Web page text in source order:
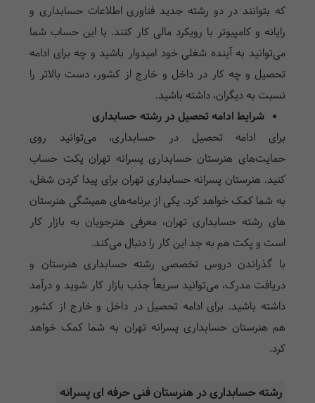
که بتوانند در دو رشته جدید فناوری اطلاعات حسابداری و
رایانه و کامپیوتر با رویکرد مالی کار کنند. با این حساب شما
می‌توانید به آینده شغلی خود امیدوار باشید و چه برای ادامه
تحصیل و چه کار در داخل و خارج از کشور، دست بالاتر را
نسبت به دیگران، داشته باشید.
شرایط ادامه تحصیل در رشته حسابداری
برای ادامه تحصیل در حسابداری، می‌توانید روی
حمایت‌های هنرستان حسابداری پسرانه تهران پکت حساب
کنید. هنرستان پسرانه حسابداری تهران برای پیدا کردن شغل،
به شما کمک خواهد کرد. یکی از برنامه‌های همیشگی هنرستان
های رشته حسابداری تهران، معرفی هنرجویان به بازار کار
است و پکت هم به جد این کار را دنبال می‌کند.
با گذراندن دروس تخصصی رشته حسابداری هنرستان و
دریافت مدرک، می‌توانید سریعاً جذب بازار کار شوید و درآمد
داشته باشید. برای ادامه تحصیل در داخل و خارج از کشور
هم هنرستان حسابداری پسرانه تهران به شما کمک خواهد
کرد.
رشته حسابداری در هنرستان فنی حرفه ای پسرانه